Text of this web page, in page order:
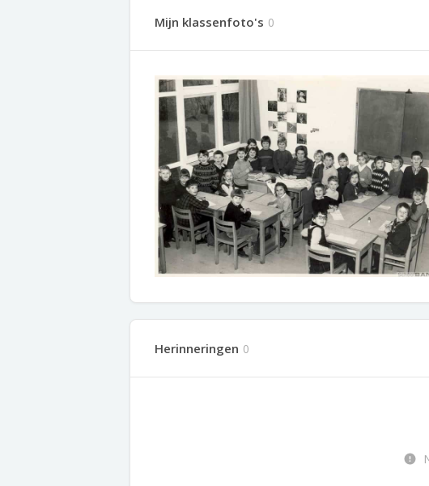
Mijn klassenfoto's 0
Herinneringen 0